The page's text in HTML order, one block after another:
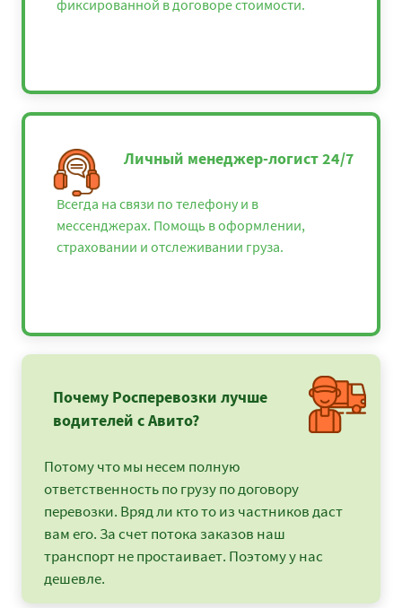
фиксированной в договоре стоимости.
Личный менеджер-логист 24/7
Всегда на связи по телефону и в
мессенджерах. Помощь в оформлении,
страховании и отслеживании груза.
Почему Росперевозки лучше
водителей с Авито?
Потому что мы несем полную
ответственность по грузу по договору
перевозки. Вряд ли кто то из частников даст
вам его. За счет потока заказов наш
транспорт не простаивает. Поэтому у нас
дешевле.